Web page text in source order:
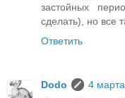
застойных
сделать), но все
Ответить
Dodo
4